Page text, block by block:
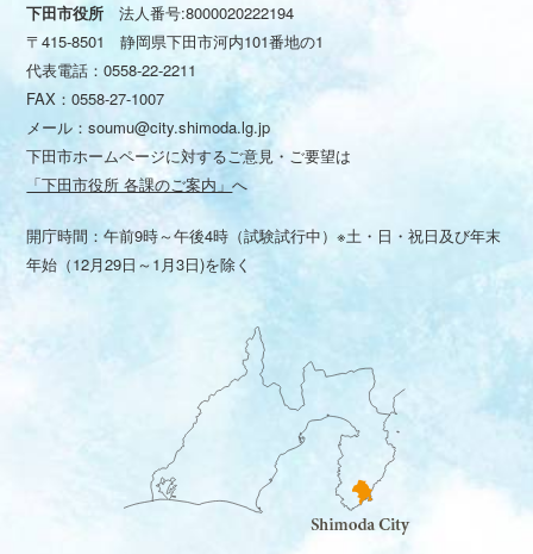
下田市役所 法人番号:8000020222194
〒415-8501 静岡県下田市河内101番地の1
代表電話：0558-22-2211
FAX：0558-27-1007
メール：soumu@city.shimoda.lg.jp
下田市ホームページに対するご意見・ご要望は
「下田市役所 各課のご案内」へ
開庁時間：午前9時～午後4時（試験試行中）※土・日・祝日及び年末
年始（12月29日～1月3日)を除く